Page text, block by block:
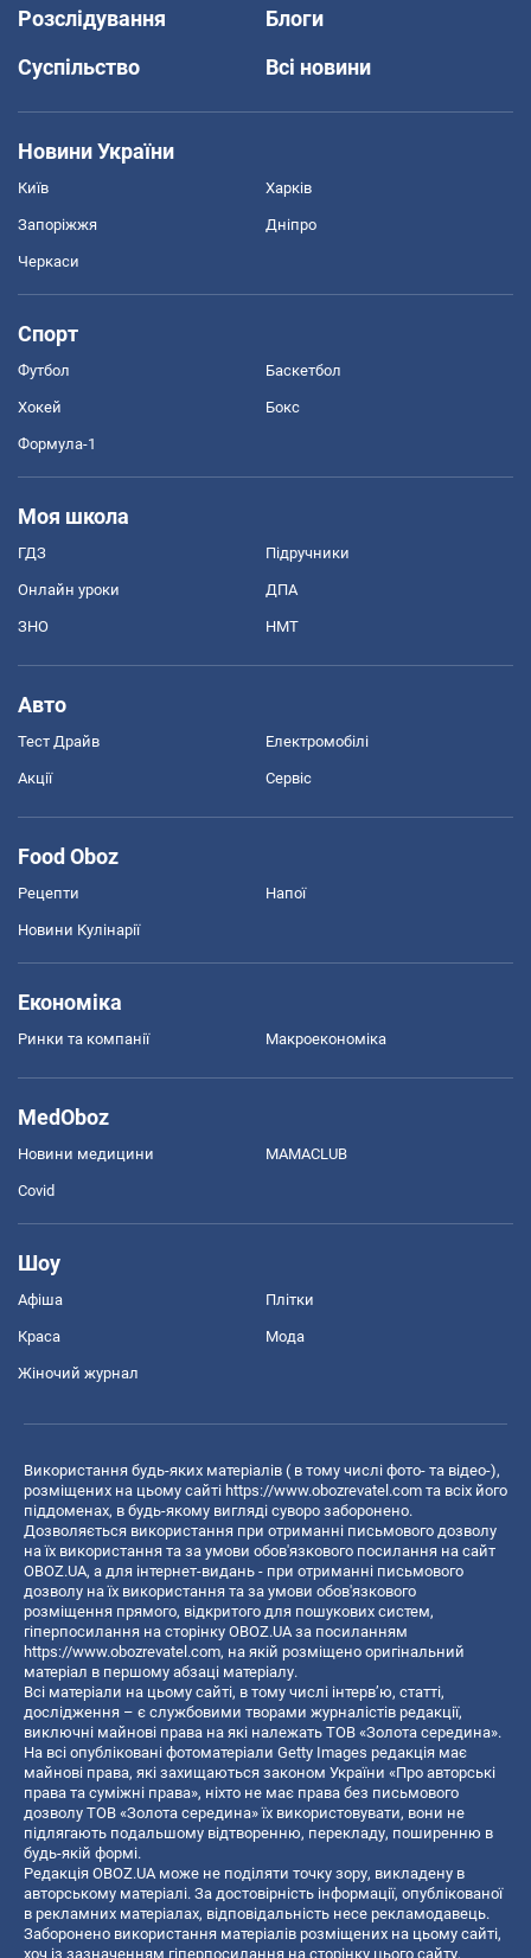
Розслідування
Блоги
Суспільство
Всі новини
Новини України
Київ Харків
Запоріжжя Дніпро
Черкаси
Спорт
Футбол Баскетбол
Хокей Бокс
Формула-1
Моя школа
ГДЗ Підручники
Онлайн уроки ДПА
ЗНО НМТ
Авто
Тест Драйв Електромобілі
Акції Сервіс
Food Oboz
Рецепти Напої
Новини Кулінарії
Економіка
Ринки та компанії Макроекономіка
MedOboz
Новини медицини MAMACLUB
Covid
Шоу
Афіша Плітки
Краса Мода
Жіночий журнал
Використання будь-яких матеріалів ( в тому числі фото- та відео-),
розміщених на цьому сайті https://www.obozrevatel.com та всіх його
піддоменах, в будь-якому вигляді суворо заборонено.
Дозволяється використання при отриманні письмового дозволу
на їх використання та за умови обов'язкового посилання на сайт
OBOZ.UA, а для інтернет-видань - при отриманні письмового
дозволу на їх використання та за умови обов'язкового
розміщення прямого, відкритого для пошукових систем,
гіперпосилання на сторінку OBOZ.UA за посиланням
https://www.obozrevatel.com, на якій розміщено оригінальний
матеріал в першому абзаці матеріалу.
Всі матеріали на цьому сайті, в тому числі інтерв’ю, статті,
дослідження – є службовими творами журналістів редакції,
виключні майнові права на які належать ТОВ «Золота середина».
На всі опубліковані фотоматеріали Getty Images редакція має
майнові права, які захищаються законом України «Про авторські
права та суміжні права», ніхто не має права без письмового
дозволу ТОВ «Золота середина» їх використовувати, вони не
підлягають подальшому відтворенню, перекладу, поширенню в
будь-якій формі.
Редакція OBOZ.UA може не поділяти точку зору, викладену в
авторському матеріалі. За достовірність інформації, опублікованої
в рекламних матеріалах, відповідальність несе рекламодавець.
Заборонено використання матеріалів розміщених на цьому сайті,
хоч із зазначенням гіперпосилання на сторінку цього сайту,